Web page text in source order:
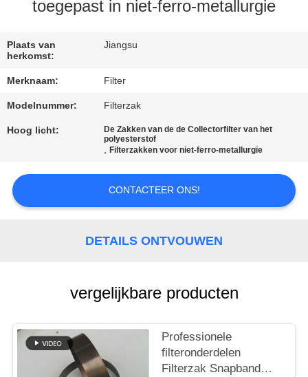
VERZOEK
OM EEN
SITEMAP
PRIVACYBELEID
toegepast in niet-ferro-metallurgie
Plaats van
herkomst:
Jiangsu
Merknaam: Filter
Modelnummer: Filterzak
Hoog licht:
De Zakken van de de Collectorfilter van het
polyesterstof
,Filterzakken voor niet-ferro-metallurgie
CONTACTEER ONS!
DETAILS ONTVOUWEN
vergelijkbare producten
Professionele
filteronderdelen
Filterzak Snapband